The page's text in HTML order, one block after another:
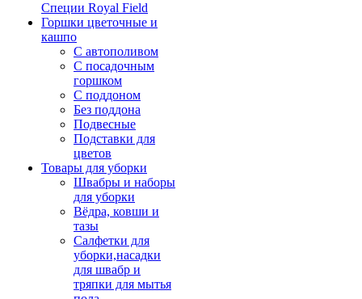
Специи Royal Field
Горшки цветочные и
кашпо
С автополивом
С посадочным
горшком
С поддоном
Без поддона
Подвесные
Подставки для
цветов
Товары для уборки
Швабры и наборы
для уборки
Вёдра, ковши и
тазы
Салфетки для
уборки,насадки
для швабр и
тряпки для мытья